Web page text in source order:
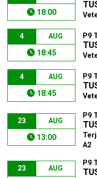
18:00
4 AUG
18:45
P9
4 AUG
18:45
P9
23 AUG
13:00
P9
A2
23 AUG
P9